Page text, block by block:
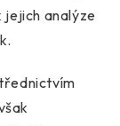
jejich analýze